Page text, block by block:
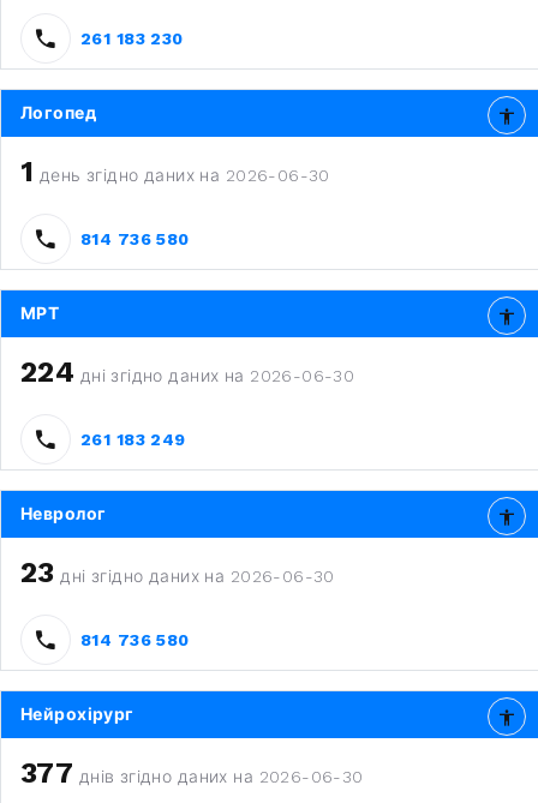
261 183 230
Логопед
1 день згідно даних на 2026-06-30
814 736 580
МРТ
224 дні згідно даних на 2026-06-30
261 183 249
Невролог
23 дні згідно даних на 2026-06-30
814 736 580
Нейрохірург
377 днів згідно даних на 2026-06-30